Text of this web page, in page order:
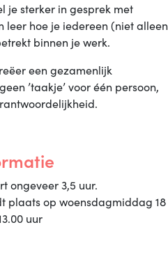
je sterker in gesprek met
leer hoe je iedereen (niet alleen
binnen je werk.
een gezamenlijk
’taakje’ voor één persoon,
ongeveer 3,5 uur.
plaats op woensdagmiddag 18
uur